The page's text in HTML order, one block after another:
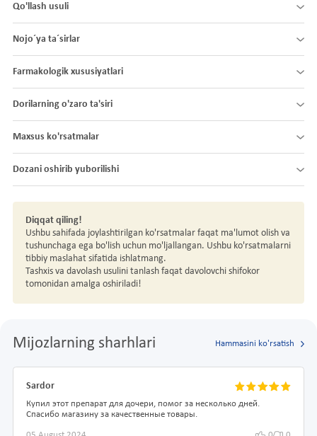
Qo'llash usuli
Nojo´ya ta´sirlar
Farmakologik xususiyatlari
Dorilarning o'zaro ta'siri
Maxsus ko'rsatmalar
Dozani oshirib yuborilishi
Diqqat qiling!
Ushbu sahifada joylashtirilgan ko'rsatmalar faqat ma'lumot olish va
tushunchaga ega bo'lish uchun mo'ljallangan. Ushbu ko'rsatmalarni
tibbiy maslahat sifatida ishlatmang.
Tashxis va davolash usulini tanlash faqat davolovchi shifokor
tomonidan amalga oshiriladi!
Mijozlarning sharhlari Hammasini ko'rsatish
Sardor
Купил этот препарат для дочери, помог за несколько дней.
Спасибо магазину за качественные товары.